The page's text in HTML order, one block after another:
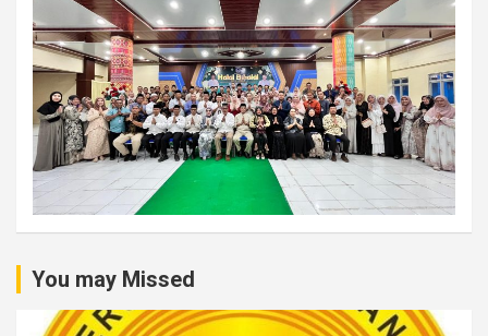
You may Missed